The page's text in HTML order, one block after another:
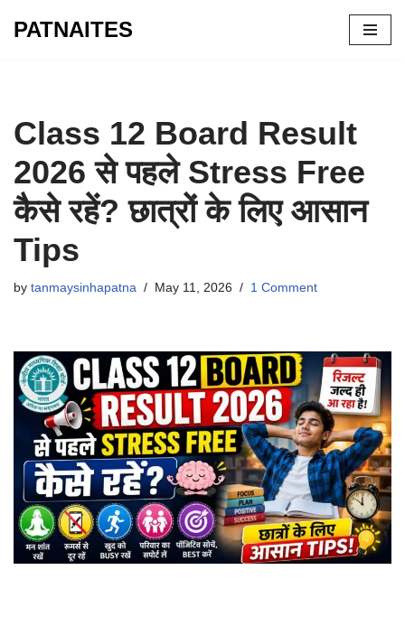
PATNAITES
Class 12 Board Result
2026 से पहले Stress Free
कैसे रहें? छात्रों के लिए आसान
Tips
by tanmaysinhapatna May 11, 2026 1 Comment